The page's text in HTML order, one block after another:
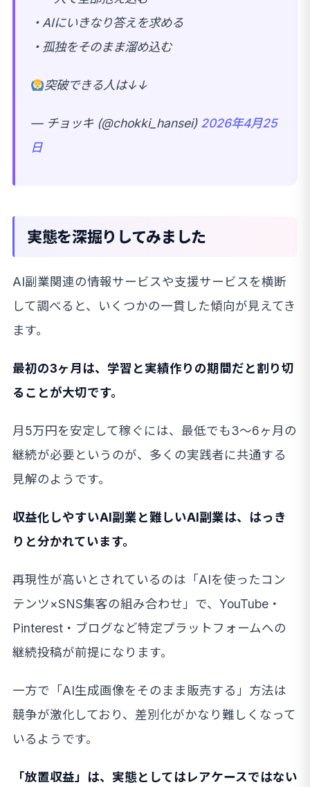
・AIにいきなり答えを求める
・孤独をそのまま溜め込む
突破できる人は↓↓
— チョッキ (@chokki_hansei) 2026年4月25
日
実態を深掘りしてみました
AI副業関連の情報サービスや支援サービスを横断
して調べると、いくつかの一貫した傾向が見えてき
ます。
最初の3ヶ月は、学習と実績作りの期間だと割り切
ることが大切です。
月5万円を安定して稼ぐには、最低でも3〜6ヶ月の
継続が必要というのが、多くの実践者に共通する
見解のようです。
収益化しやすいAI副業と難しいAI副業は、はっき
りと分かれています。
再現性が高いとされているのは「AIを使ったコン
テンツ×SNS集客の組み合わせ」で、YouTube・
Pinterest・ブログなど特定プラットフォームへの
継続投稿が前提になります。
一方で「AI生成画像をそのまま販売する」方法は
競争が激化しており、差別化がかなり難しくなって
いるようです。
「放置収益」は、実態としてはレアケースではない